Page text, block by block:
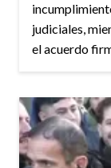
judiciales,
el acuerdo